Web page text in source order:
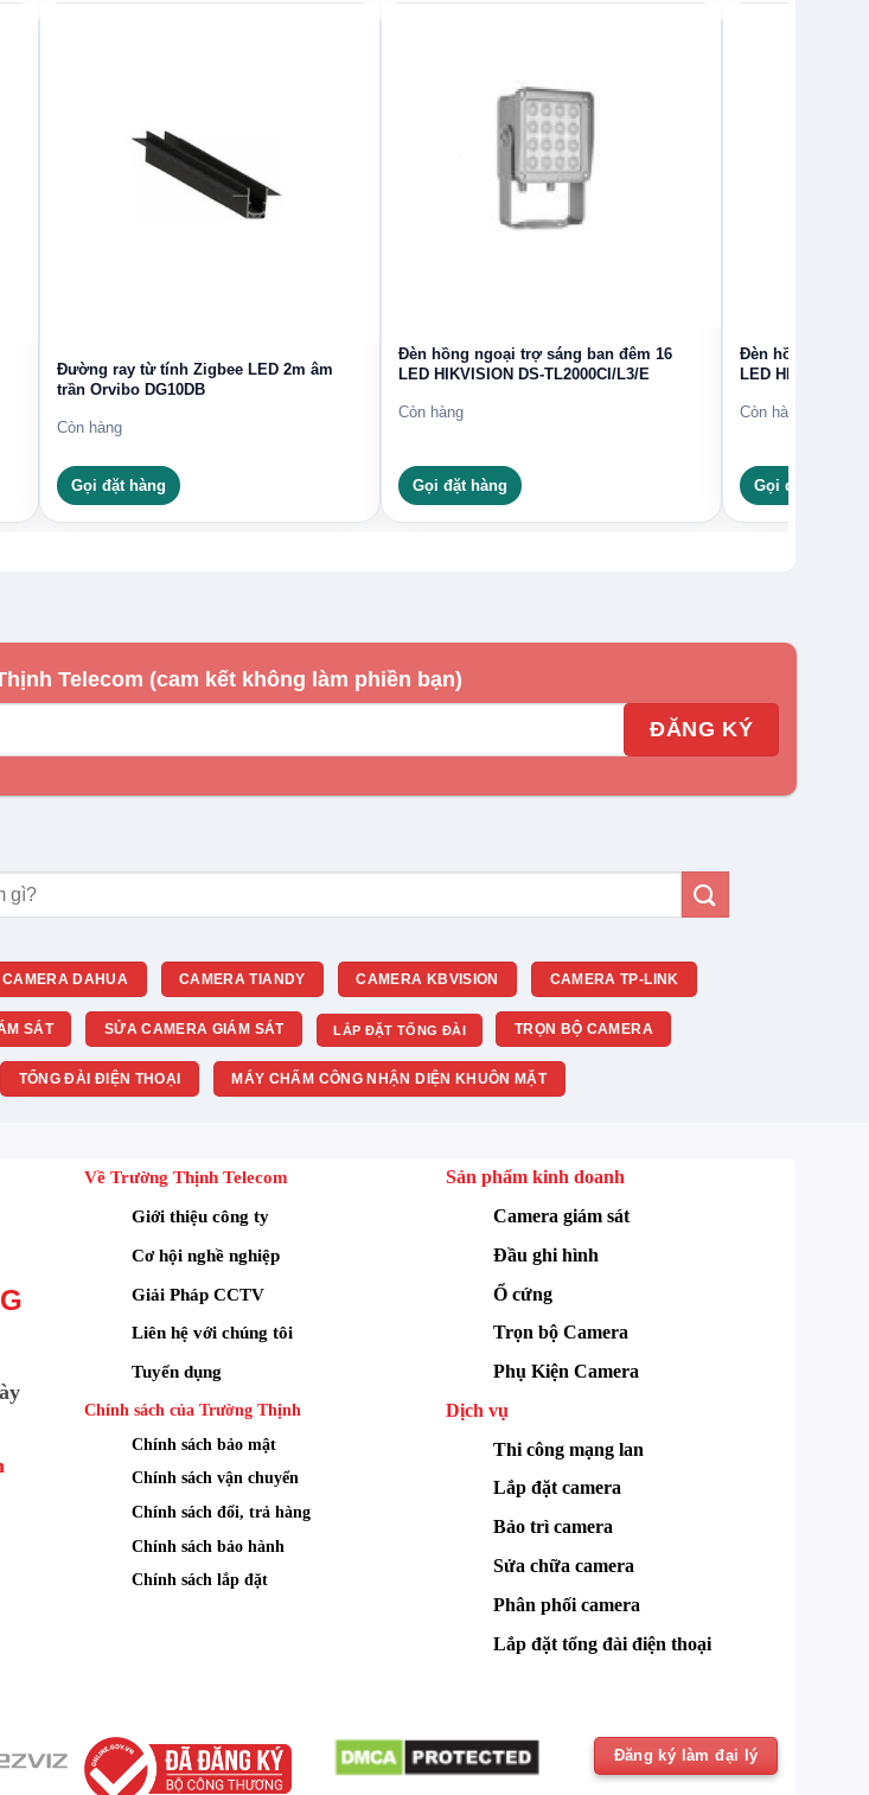
Đường ray từ tính Zigbee LED 2m âm
trần Orvibo DG10DB
Còn hàng
Gọi đặt hàng
Đèn hồng ngoại trợ sáng ban đêm 16
LED HIKVISION DS-TL2000CI/L3/E
Còn hàng
Gọi đặt hàng
Đèn hồng ngoại
LED HIKVISION
Còn hàng
Gọi đặt hàng
Telecom (cam kết không làm phiền bạn)
CAMERA DAHUA CAMERA TIANDY CAMERA KBVISION CAMERA TP-LINK
SÁT SỬA CAMERA GIÁM SÁT LẮP ĐẶT TỔNG ĐÀI TRỌN BỘ CAMERA
TỔNG ĐÀI ĐIỆN THOẠI MÁY CHẤM CÔNG NHẬN DIỆN KHUÔN MẶT
Về Trường Thịnh Telecom
Giới thiệu công ty
Cơ hội nghề nghiệp
Giải Pháp CCTV
Liên hệ với chúng tôi
Tuyển dụng
Chính sách của Trường Thịnh
Chính sách bảo mật
Chính sách vận chuyển
Chính sách đổi, trả hàng
Chính sách bảo hành
Chính sách lắp đặt
Sản phẩm kinh doanh
Camera giám sát
Đầu ghi hình
Ổ cứng
Trọn bộ Camera
Phụ Kiện Camera
Dịch vụ
Thi công mạng lan
Lắp đặt camera
Bảo trì camera
Sửa chữa camera
Phân phối camera
Lắp đặt tổng đài điện thoại
Đăng ký làm đại lý